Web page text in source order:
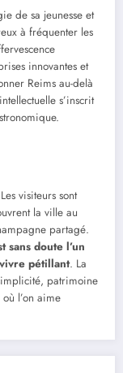
de sa jeunesse et
à fréquenter les
innovantes et
Reims au-delà
s’inscrit
visiteurs sont
la ville au
partagé.
sans doute l’un
pétillant. La
patrimoine
l’on aime